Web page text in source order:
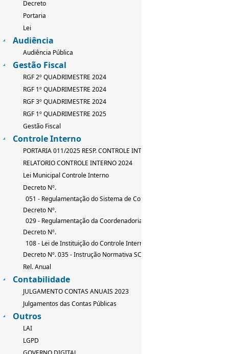
Decreto
Portaria
Lei
Audiência
Audiência Pública
Gestão Fiscal
RGF 2º QUADRIMESTRE 2024
RGF 1º QUADRIMESTRE 2024
RGF 3º QUADRIMESTRE 2024
RGF 1º QUADRIMESTRE 2025
Gestão Fiscal
Controle Interno
PORTARIA 011/2025 RESP. CONTROLE INTERNO
RELATORIO CONTROLE INTERNO 2024
Lei Municipal Controle Interno
Decreto Nº.
051 - Regulamentação do Sistema de Controle Interno
Decreto Nº.
029 - Regulamentação da Coordenadoria de Controle Interno
Decreto Nº.
108 - Lei de Instituição do Controle Interno
Decreto Nº. 035 - Instrução Normativa SCI
Rel. Anual
Contabilidade
JULGAMENTO CONTAS ANUAIS 2023
Julgamentos das Contas Públicas
Outros
LAI
LGPD